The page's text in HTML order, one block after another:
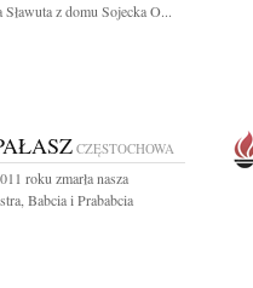
z domu Sojecka O...
CZĘSTOCHOWA
roku zmarła nasza
Babcia i Prababcia